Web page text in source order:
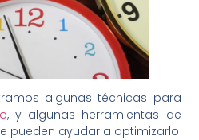
algunas técnicas para
, y algunas herramientas de
pueden ayudar a optimizarlo